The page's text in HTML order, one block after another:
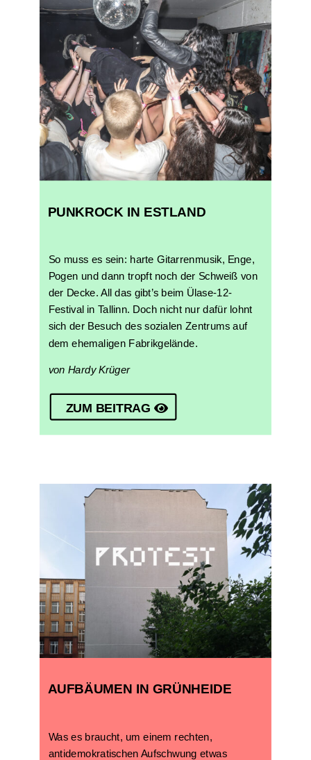
PUNKROCK IN ESTLAND
So muss es sein: harte Gitarrenmusik, Enge,
Pogen und dann tropft noch der Schweiß von
der Decke. All das gibt’s beim Ülase-12-
Festival in Tallinn. Doch nicht nur dafür lohnt
sich der Besuch des sozialen Zentrums auf
dem ehemaligen Fabrikgelände.
von Hardy Krüger
ZUM BEITRAG
AUFBÄUMEN IN GRÜNHEIDE
Was es braucht, um einem rechten,
antidemokratischen Aufschwung etwas